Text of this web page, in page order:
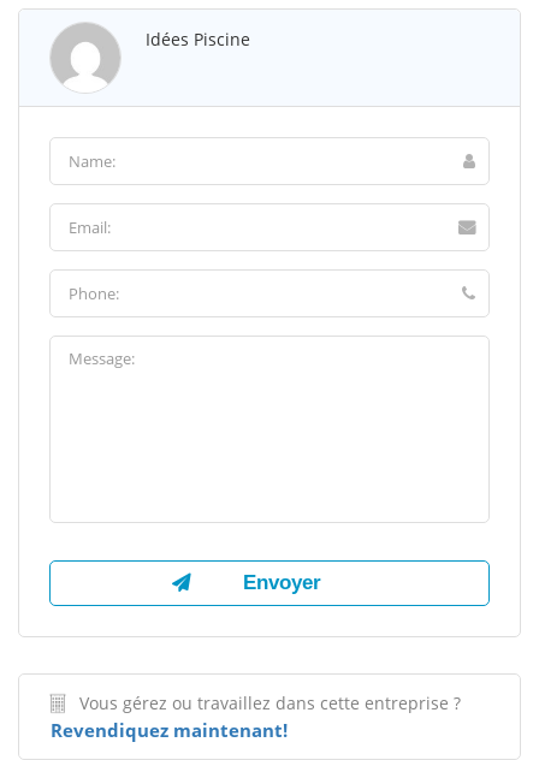
Idées Piscine
Vous gérez ou travaillez dans cette entreprise ?
Revendiquez maintenant!